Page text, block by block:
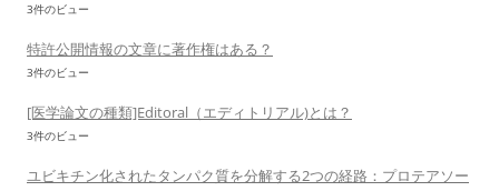
3件のビュー
特許公開情報の文章に著作権はある？
3件のビュー
[医学論文の種類]Editoral（エディトリアル)とは？
3件のビュー
ユビキチン化されたタンパク質を分解する2つの経路：プロテアソー